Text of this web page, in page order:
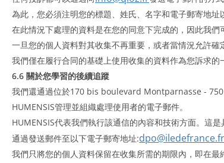
為此，您必須注明您的標題、姓氏、名字和電子郵寄地
在此情況下處理的資料是在您的同意下完成的，因此我們
一旦您的個人資料對其收集不再重要，或者當情況允許確
我們僅在履行合同的基礎上使用收集的資料作為您訴求的
6.6 關於您學習的後續追蹤
我們還通過位於170 bis boulevard Montparnasse -
HUMENSIS管理並組織處理使用者的電子郵件。
HUMENSIS代表我們執行該通信的內容和技術方面。這
通過發送郵件至以下電子郵寄地址:dpo@iledefrance.fr
我們只將您的個人資料保留在收集所需的期限內，即在最